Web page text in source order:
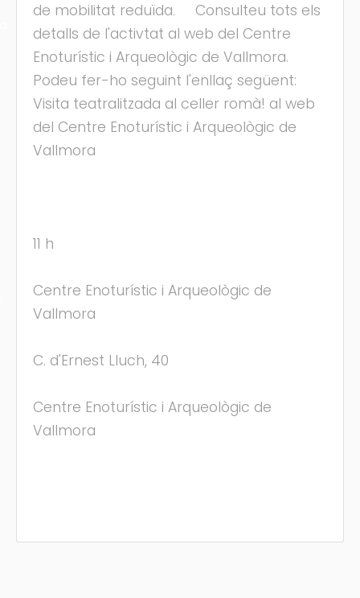
de mobilitat reduïda. Consulteu tots els
detalls de l'activtat al web del Centre
Enoturístic i Arqueològic de Vallmora.
Podeu fer-ho seguint l'enllaç següent:
Visita teatralitzada al celler romà! al web
del Centre Enoturístic i Arqueològic de
Vallmora
11 h
Centre Enoturístic i Arqueològic de
Vallmora
C. d'Ernest Lluch, 40
Centre Enoturístic i Arqueològic de
Vallmora